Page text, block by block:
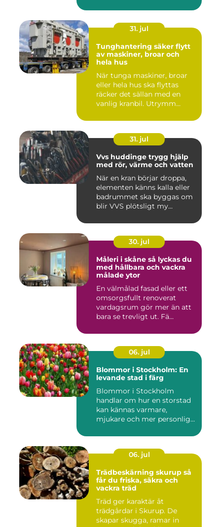
31. jul
Tunghantering säker flytt
av maskiner, broar och
hela hus
När tunga maskiner, broar
eller hela hus ska flyttas
räcker det sällan med en
vanlig kranbil. Utrymm...
31. jul
Vvs huddinge trygg hjälp
med rör, värme och vatten
När en kran börjar droppa,
elementen känns kalla eller
badrummet ska byggas om
blir VVS plötsligt my...
30. jul
Måleri i skåne så lyckas du
med hållbara och vackra
målade ytor
En välmålad fasad eller ett
omsorgsfullt renoverat
vardagsrum gör mer än att
bara se trevligt ut. Fä...
06. jul
Blommor i Stockholm: En
levande stad i färg
Blommor i Stockholm
handlar om hur en storstad
kan kännas varmare,
mjukare och mer personlig
06. jul
Trädbeskärning skurup så
får du friska, säkra och
vackra träd
Träd ger karaktär åt
trädgårdar i Skurup. De
skapar skugga, ramar in